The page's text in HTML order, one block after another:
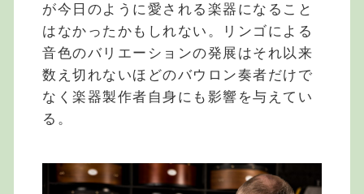
が今日のように愛される楽器になること
はなかったかもしれない。リンゴによる
音色のバリエーションの発展はそれ以来
数え切れないほどのバウロン奏者だけで
なく楽器製作者自身にも影響を与えてい
る。